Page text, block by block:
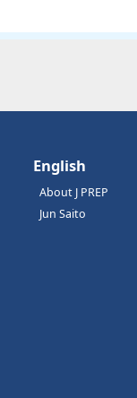
English
About J PREP
Jun Saito